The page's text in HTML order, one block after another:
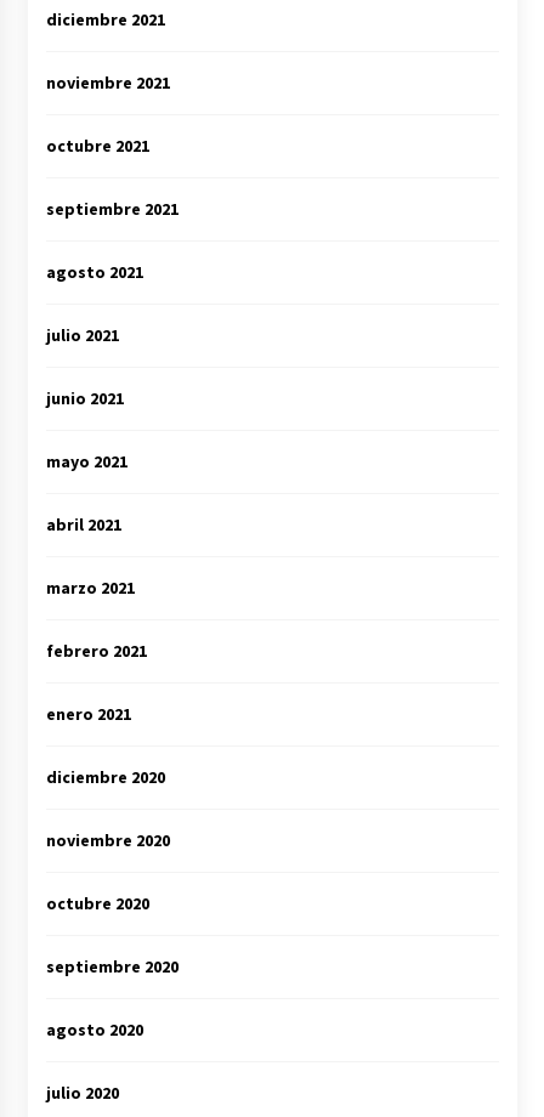
diciembre 2021
noviembre 2021
octubre 2021
septiembre 2021
agosto 2021
julio 2021
junio 2021
mayo 2021
abril 2021
marzo 2021
febrero 2021
enero 2021
diciembre 2020
noviembre 2020
octubre 2020
septiembre 2020
agosto 2020
julio 2020